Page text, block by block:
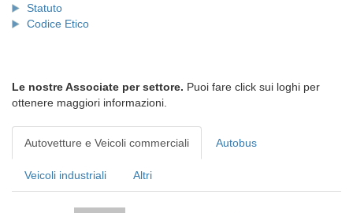
Statuto
Codice Etico
Le nostre Associate per settore. Puoi fare click sui loghi per
ottenere maggiori informazioni.
Autovetture e Veicoli commerciali Autobus
Veicoli industriali Altri